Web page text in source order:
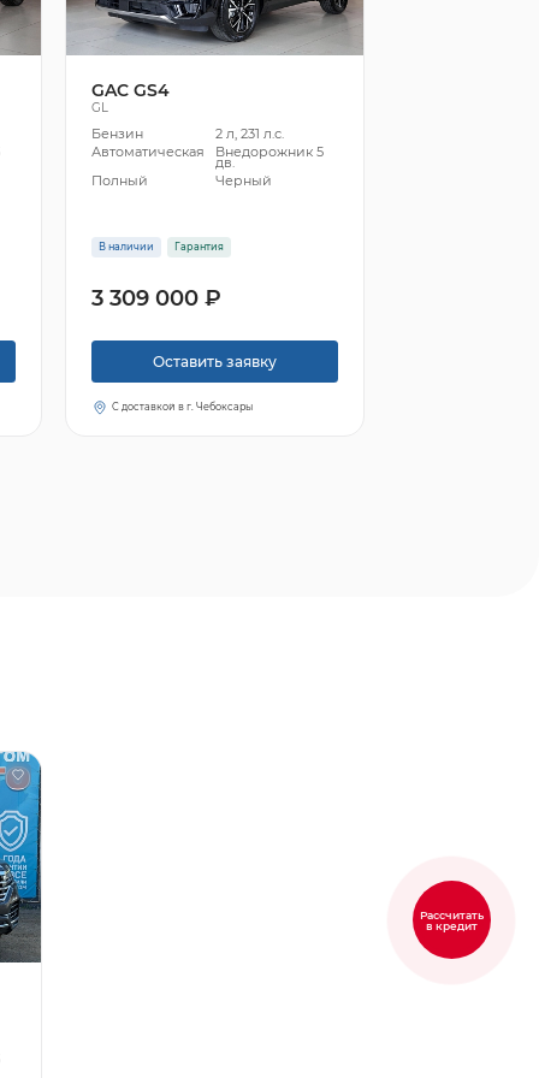
GAC GS4
GL
Бензин
2 л, 231 л.с.
Автоматическая
Внедорожник 5
дв.
Полный
Черный
В наличии Гарантия
3 309 000 ₽
Оставить заявку
С доставкой в г. Чебоксары
Рассчитать
в кредит